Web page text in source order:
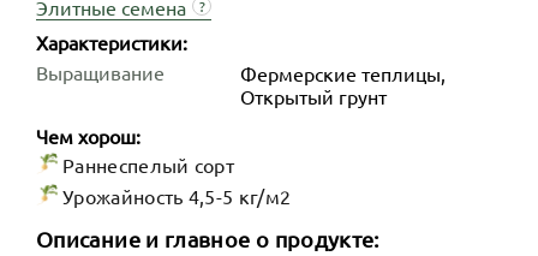
Элитные семена
?
Характеристики:
Выращивание
Фермерские теплицы,
Открытый грунт
Чем хорош:
Раннеспелый сорт
Урожайность 4,5-5 кг/м2
Описание и главное о продукте: